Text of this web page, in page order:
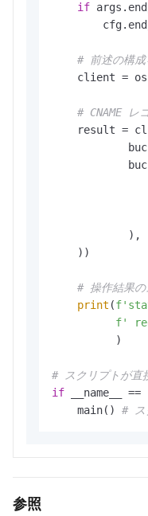
if
# 前述の構成
client =
# CNAME レ
result =
            ),
    ))
# 操作結果の
print (
f'
          )
# スクリプトが直
if __name__ ==
    main()
# ス
参照